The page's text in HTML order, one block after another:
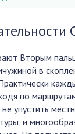
Вторым
в
по
не упустить
и